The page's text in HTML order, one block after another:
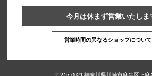
今月は休まず営業いたしま
営業時間の異なるショップについて
〒215-0021 神奈川県川崎市麻生区上麻